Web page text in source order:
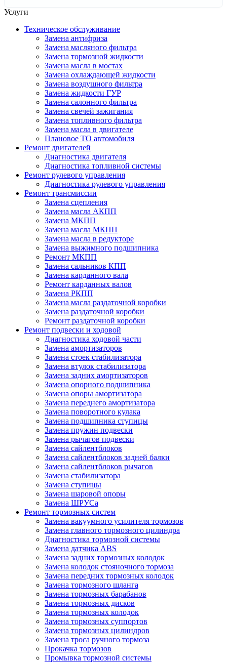
Услуги
Техническое обслуживание
Замена антифриза
Замена масляного фильтра
Замена тормозной жидкости
Замена масла в мостах
Замена охлаждающей жидкости
Замена воздушного фильтра
Замена жидкости ГУР
Замена салонного фильтра
Замена свечей зажигания
Замена топливного фильтра
Замена масла в двигателе
Плановое ТО автомобиля
Ремонт двигателей
Диагностика двигателя
Диагностика топливной системы
Ремонт рулевого управления
Диагностика рулевого управления
Ремонт трансмиссии
Замена сцепления
Замена масла АКПП
Замена МКПП
Замена масла МКПП
Замена масла в редукторе
Замена выжимного подшипника
Ремонт МКПП
Замена сальников КПП
Замена карданного вала
Ремонт карданных валов
Замена РКПП
Замена масла раздаточной коробки
Замена раздаточной коробки
Ремонт раздаточной коробки
Ремонт подвески и ходовой
Диагностика ходовой части
Замена амортизаторов
Замена стоек стабилизатора
Замена втулок стабилизатора
Замена задних амортизаторов
Замена опорного подшипника
Замена опоры амортизатора
Замена переднего амортизатора
Замена поворотного кулака
Замена подшипника ступицы
Замена пружин подвески
Замена рычагов подвески
Замена сайлентблоков
Замена сайлентблоков задней балки
Замена сайлентблоков рычагов
Замена стабилизатора
Замена ступицы
Замена шаровой опоры
Замена ШРУСа
Ремонт тормозных систем
Замена вакуумного усилителя тормозов
Замена главного тормозного цилиндра
Диагностика тормозной системы
Замена датчика ABS
Замена задних тормозных колодок
Замена колодок стояночного тормоза
Замена передних тормозных колодок
Замена тормозного шланга
Замена тормозных барабанов
Замена тормозных дисков
Замена тормозных колодок
Замена тормозных суппортов
Замена тормозных цилиндров
Замена троса ручного тормоза
Прокачка тормозов
Промывка тормозной системы